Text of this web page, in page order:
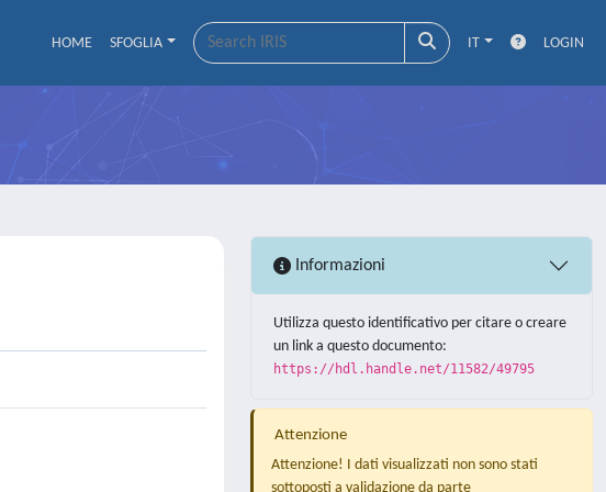
HOME SFOGLIA IT LOGIN
Informazioni
Utilizza questo identificativo per citare o creare
un link a questo documento:
https://hdl.handle.net/11582/49795
Attenzione
Attenzione! I dati visualizzati non sono stati
sottoposti a validazione da parte